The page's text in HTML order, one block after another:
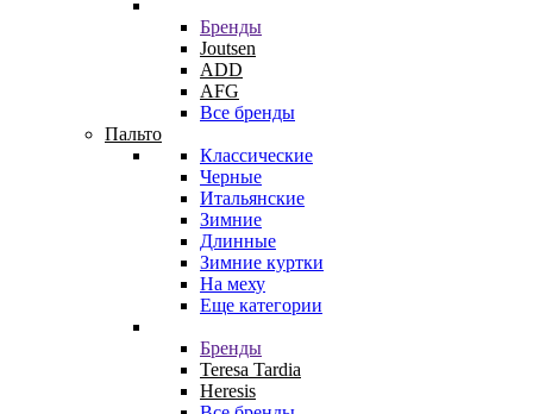
Бренды
Joutsen
ADD
AFG
Все бренды
Пальто
Классические
Черные
Итальянские
Зимние
Длинные
Зимние куртки
На меху
Еще категории
Бренды
Teresa Tardia
Heresis